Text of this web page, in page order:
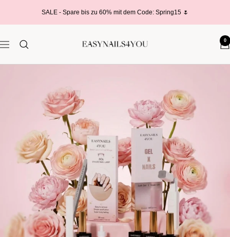
SALE - Spare bis zu 60% mit dem Code: Spring15 🌷
Navigation easynails4you.com 0